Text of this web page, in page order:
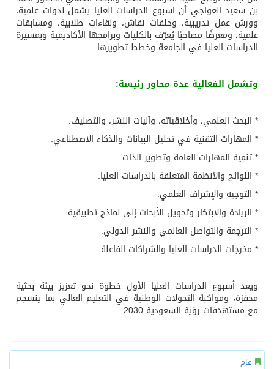
بن سعيد العواجي أن اسبوع الدراسات العليا يشمل ندوات علمية،
وورش عمل تدريبية، وحلقات نقاش، ولقاءات طلابية، ومسابقات
علمية، ومعرضًا مصاحبًا يُعرّف بالكليات وبرامجها الأكاديمية وبمسيرة
الدراسات العليا في الجامعة وخطط تطويرها.
وتشمل الفعالية عدة محاور رئيسة:
* البحث العلمي، وأخلاقياته، وآليات النشر، والتصنيف.
* المهارات التقنية في تحليل البيانات والذكاء الاصطناعي.
* تنمية المهارات العامة وتطوير الذات.
* اللوائح والأنظمة المتعلقة بالدراسات العليا.
* التوجيه والإشراف العلمي.
* الريادة والابتكار وتحويل الأبحاث إلى نماذج تطبيقية.
* الترجمة والتواصل العالمي والنشر الدولي.
* مخرجات الدراسات العليا والشراكات الفاعلة.
ويعد أسبوع الدراسات العليا الأول خطوة نحو تعزيز بيئة بحثية
محفزة، ومواكبة التحولات الوطنية في التعليم العالي بما ينسجم
مع مستهدفات رؤية السعودية 2030.
عام